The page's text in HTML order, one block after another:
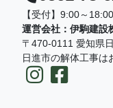
【受付】9:00～
運営会社：伊駒建設
〒470-0111 愛知県
日進市の解体工事は